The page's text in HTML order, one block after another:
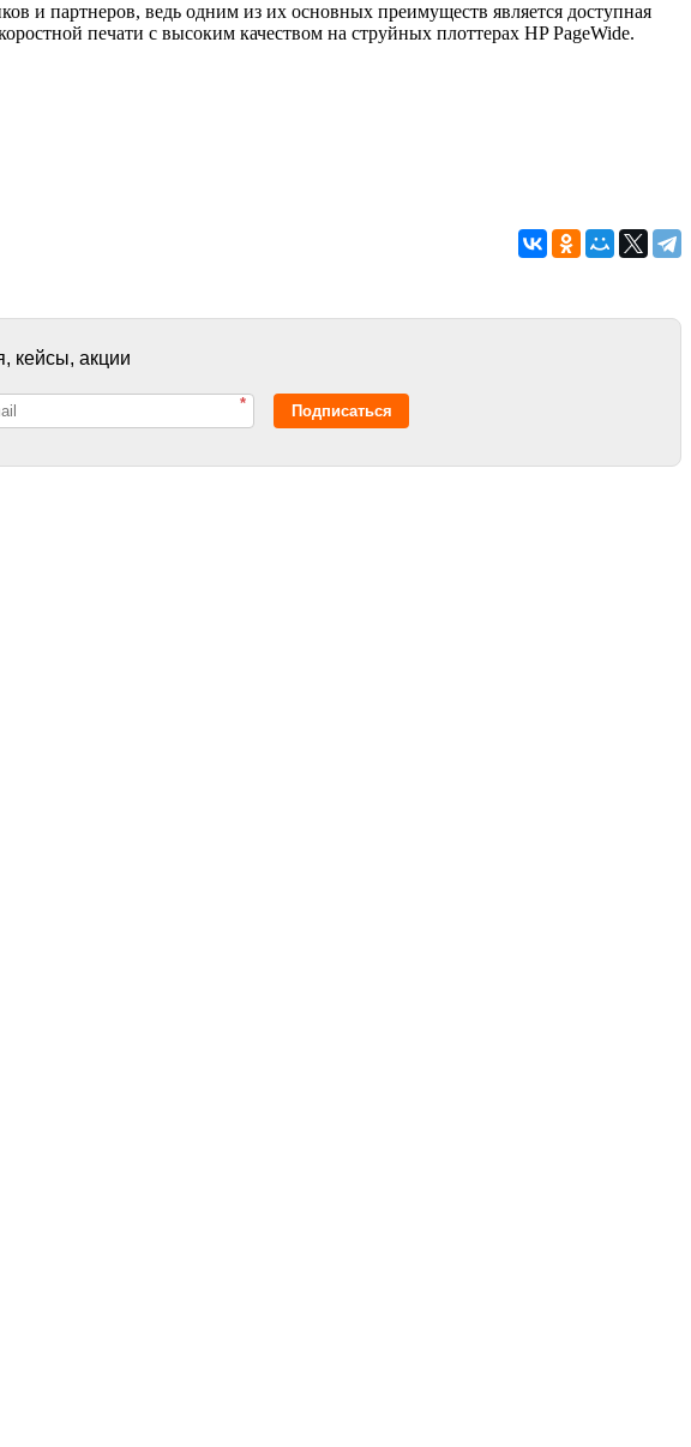
и партнеров, ведь одним из их основных преимуществ является доступная
печати с высоким качеством на струйных плоттерах HP PageWide.
кейсы, акции
* Подписаться